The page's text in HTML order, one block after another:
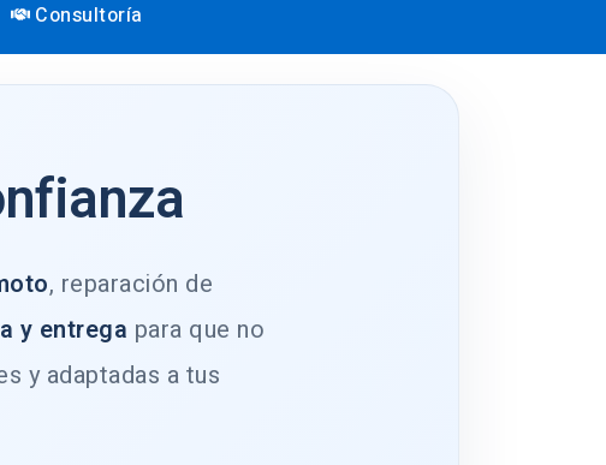
Consultoría
, reparación de
y entrega para que no
y adaptadas a tus